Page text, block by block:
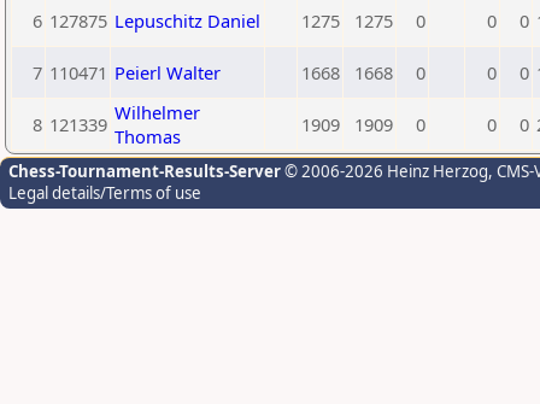
6 127875 Lepuschitz Daniel 1275 1275 0 0 0
7 110471 Peierl Walter 1668 1668 0 0 0
8 121339 Wilhelmer
Thomas
1909 1909 0 0 0
Chess-Tournament-Results-Server© 2006-2026 Heinz Herzog,
Legal details/Terms of use